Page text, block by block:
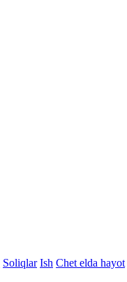
Soliqlar Ish Chet elda hayot